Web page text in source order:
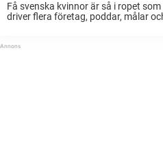
Få svenska kvinnor är så i ropet
driver flera företag, poddar, målar